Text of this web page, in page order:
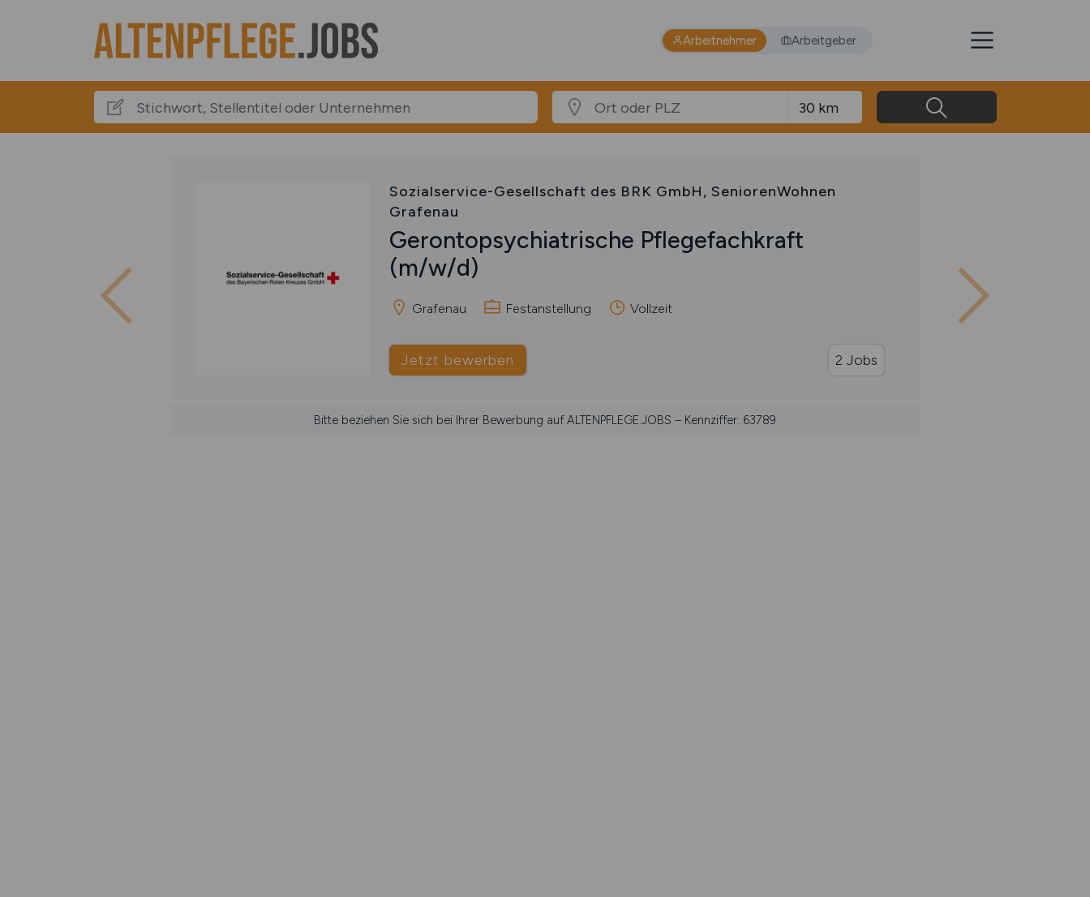
Arbeitnehmer Arbeitgeber
Sozialservice-Gesellschaft des BRK GmbH, SeniorenWohnen
Grafenau
Gerontopsychiatrische Pflegefachkraft
(m/w/d)
Grafenau Festanstellung Vollzeit
Jetzt bewerben 2 Jobs
Bitte beziehen Sie sich bei Ihrer Bewerbung auf ALTENPFLEGE.JOBS – Kennziffer: 63789